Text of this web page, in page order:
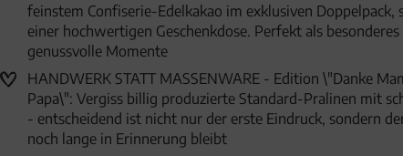
feinstem Confiserie-Edelkakao im exklusiven Doppelpack,
einer hochwertigen Geschenkdose. Perfekt als
genussvolle Momente
HANDWERK STATT MASSENWARE - Edition \"Danke
Papa\": Vergiss billig produzierte Standard-Pralinen mit
- entscheidend ist nicht nur der erste Eindruck, sondern
noch lange in Erinnerung bleibt